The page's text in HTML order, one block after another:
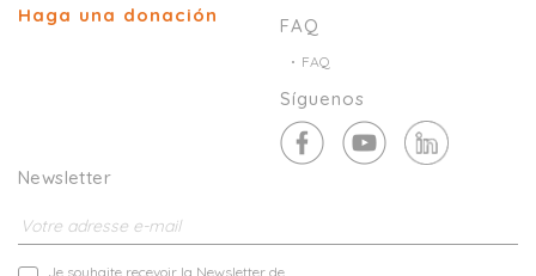
Haga una donación FAQ
FAQ
Síguenos
Newsletter
Je souhaite recevoir la Newsletter de